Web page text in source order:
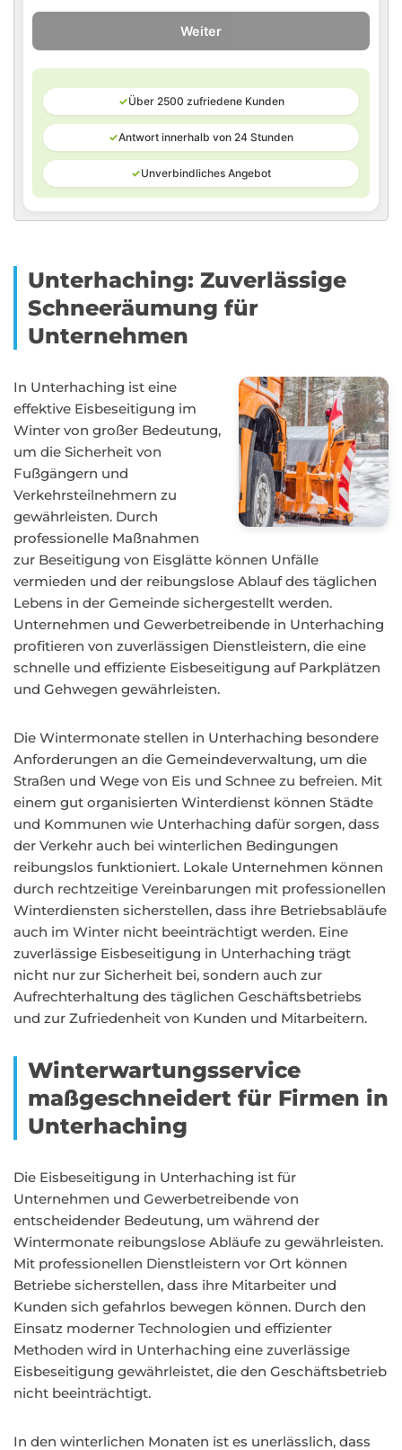
Weiter
✓Über 2500 zufriedene Kunden
✓Antwort innerhalb von 24 Stunden
✓Unverbindliches Angebot
Unterhaching: Zuverlässige
Schneeräumung für
Unternehmen
In Unterhaching ist eine
effektive Eisbeseitigung im
Winter von großer Bedeutung,
um die Sicherheit von
Fußgängern und
Verkehrsteilnehmern zu
gewährleisten. Durch
professionelle Maßnahmen
zur Beseitigung von Eisglätte können Unfälle
vermieden und der reibungslose Ablauf des täglichen
Lebens in der Gemeinde sichergestellt werden.
Unternehmen und Gewerbetreibende in Unterhaching
profitieren von zuverlässigen Dienstleistern, die eine
schnelle und effiziente Eisbeseitigung auf Parkplätzen
und Gehwegen gewährleisten.
Die Wintermonate stellen in Unterhaching besondere
Anforderungen an die Gemeindeverwaltung, um die
Straßen und Wege von Eis und Schnee zu befreien. Mit
einem gut organisierten Winterdienst können Städte
und Kommunen wie Unterhaching dafür sorgen, dass
der Verkehr auch bei winterlichen Bedingungen
reibungslos funktioniert. Lokale Unternehmen können
durch rechtzeitige Vereinbarungen mit professionellen
Winterdiensten sicherstellen, dass ihre Betriebsabläufe
auch im Winter nicht beeinträchtigt werden. Eine
zuverlässige Eisbeseitigung in Unterhaching trägt
nicht nur zur Sicherheit bei, sondern auch zur
Aufrechterhaltung des täglichen Geschäftsbetriebs
und zur Zufriedenheit von Kunden und Mitarbeitern.
Winterwartungsservice
maßgeschneidert für Firmen in
Unterhaching
Die Eisbeseitigung in Unterhaching ist für
Unternehmen und Gewerbetreibende von
entscheidender Bedeutung, um während der
Wintermonate reibungslose Abläufe zu gewährleisten.
Mit professionellen Dienstleistern vor Ort können
Betriebe sicherstellen, dass ihre Mitarbeiter und
Kunden sich gefahrlos bewegen können. Durch den
Einsatz moderner Technologien und effizienter
Methoden wird in Unterhaching eine zuverlässige
Eisbeseitigung gewährleistet, die den Geschäftsbetrieb
nicht beeinträchtigt.
In den winterlichen Monaten ist es unerlässlich, dass